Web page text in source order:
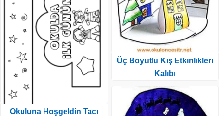
Okuluna Hoşgeldin Tacı
Üç Boyutlu Kış Etkinlikleri
Kalıbı